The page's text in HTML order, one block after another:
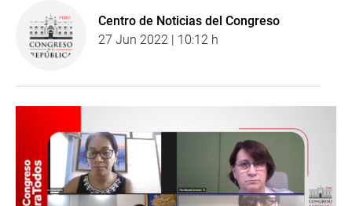
Centro de Noticias del Congreso
27 Jun 2022 | 10:12 h